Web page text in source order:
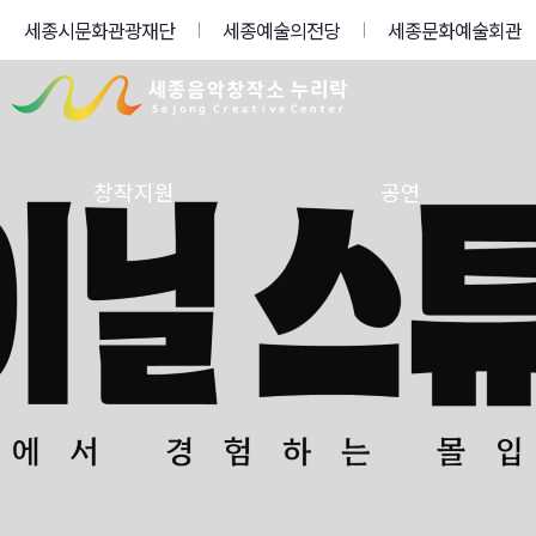
세종시문화관광재단 세종예술의전당 세종문화예술회관
창작지원 공연